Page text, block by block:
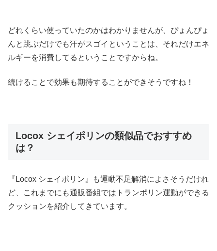
どれくらい使っていたのかはわかりませんが、ぴょんぴょ
んと跳ぶだけでも汗がスゴイということは、それだけエネ
ルギーを消費してるということですからね。
続けることで効果も期待することができそうですね！
Locox シェイポリンの類似品でおすすめ
は？
『Locox シェイポリン』も運動不足解消によさそうだけれ
ど、これまでにも通販番組ではトランポリン運動ができる
クッションを紹介してきています。